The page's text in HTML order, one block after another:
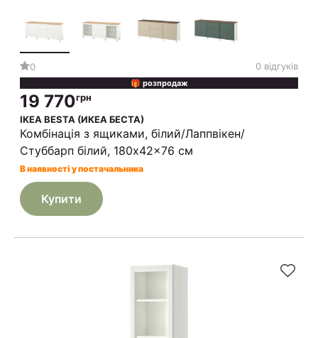
0 0 відгуків
🎁 розпродаж
19 770грн
IKEA BESTA (ИКЕА БЕСТА)
Комбінація з ящиками, білий/Лаппвікен/
Стуббарп білий, 180x42x76 см
В наявності у постачальника
Купити